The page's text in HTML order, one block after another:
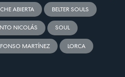
ABIERTA BELTER SOULS
NICOLÁS SOUL
MARTÍNEZ LORCA